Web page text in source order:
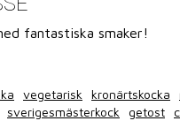
fantastiska smaker!
vegetarisk kronärtskocka
sverigesmästerkock getost